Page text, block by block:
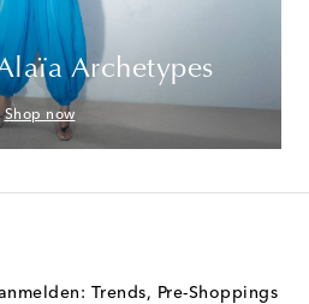
Archetypes
Shop now
Trends, Pre-Shoppings